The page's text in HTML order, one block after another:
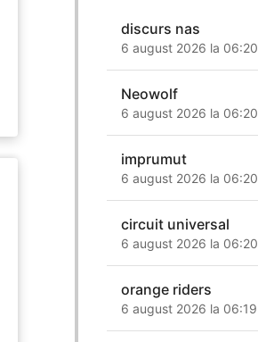
discurs nas
6 august 2026 la 06:20
Neowolf
6 august 2026 la 06:20
imprumut
6 august 2026 la 06:20
circuit universal
6 august 2026 la 06:20
orange riders
6 august 2026 la 06:19